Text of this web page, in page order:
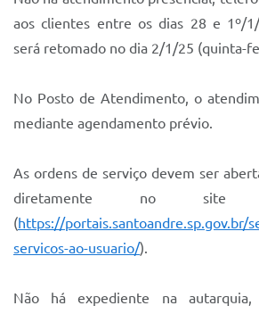
aos clientes entre os dias 28 e 1º/
será retomado no dia 2/1/25 (quinta-
No Posto de Atendimento, o
mediante agendamento prévio.
As ordens de serviço devem ser
diretamente no site
(https://portais.santoandre.sp.gov.br/
servicos-ao-usuario/).
Não há expediente na autarquia,